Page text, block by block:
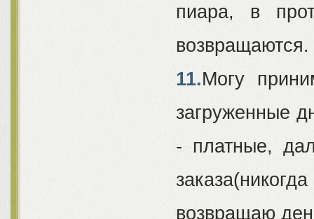
пиара, в
возвращаются.
11.Могу
загруженные
- платные,
возвращаю